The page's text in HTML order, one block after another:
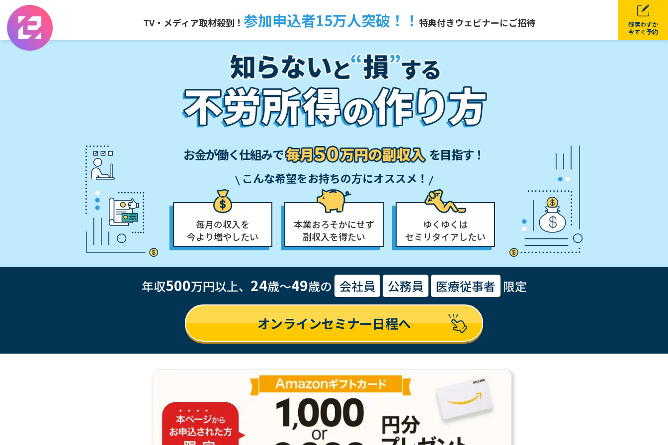
TV・メディア取材殺到！ 参加申込者15万人突破！！ 特典付きウェビナーにご招待
残席わずか
今すぐ予約
お金が働く仕組みで を目指す！
こんな希望をお持ちの方にオススメ！
毎月の収入を
今より増やしたい
本業おろそかにせず
副収入を得たい
ゆくゆくは
セミリタイアしたい
年収500万円以上、 24歳～49歳の 会社員 公務員 医療従事者 限定
オンラインセミナー日程へ